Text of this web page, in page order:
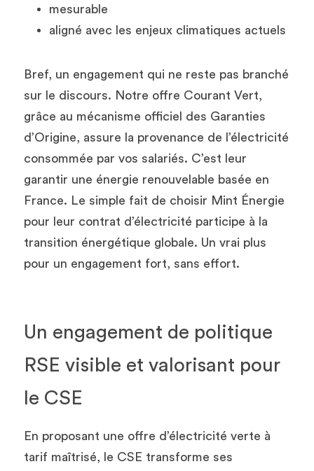
mesurable
aligné avec les enjeux climatiques actuels
Bref, un engagement qui ne reste pas branché
sur le discours. Notre offre Courant Vert,
grâce au mécanisme officiel des Garanties
d’Origine, assure la provenance de l’électricité
consommée par vos salariés. C’est leur
garantir une énergie renouvelable basée en
France. Le simple fait de choisir Mint Énergie
pour leur contrat d’électricité participe à la
transition énergétique globale. Un vrai plus
pour un engagement fort, sans effort.
Un engagement de politique
RSE visible et valorisant pour
le CSE
En proposant une offre d’électricité verte à
tarif maîtrisé, le CSE transforme ses